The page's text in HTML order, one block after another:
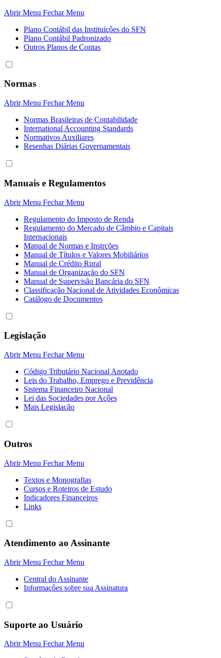
Abrir Menu Fechar Menu
Plano Contábil das Instituiçôes do SFN
Plano Contábil Padronizado
Outros Planos de Contas
Normas
Abrir Menu Fechar Menu
Normas Brasileiras de Contabilidade
International Accounting Standards
Normativos Auxiliares
Resenhas Diárias Governamentais
Manuais e Regulamentos
Abrir Menu Fechar Menu
Regulamento do Imposto de Renda
Regulamento do Mercado de Câmbio e Capitais
Internacionais
Manual de Normas e Instrções
Manual de Títulos e Valores Mobiliários
Manual de Crédito Rural
Manual de Organização do SFN
Manual de Supervisão Bancária do SFN
Classificação Nacional de Atividades Econômicas
Catálogo de Documentos
Legislação
Abrir Menu Fechar Menu
Código Tributário Nacional Anotado
Leis do Trabalho, Emprego e Previdência
Sistema Financeiro Nacional
Lei das Sociedades por Açôes
Mais Legislação
Outros
Abrir Menu Fechar Menu
Textos e Monografias
Cursos e Roteiros de Estudo
Indicadores Financeiros
Links
Atendimento ao Assinante
Abrir Menu Fechar Menu
Central do Assinante
Informaçôes sobre sua Assinatura
Suporte ao Usuário
Abrir Menu Fechar Menu